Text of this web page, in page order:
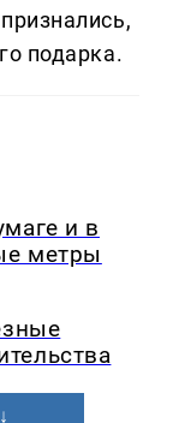
подарка.
и в
метры